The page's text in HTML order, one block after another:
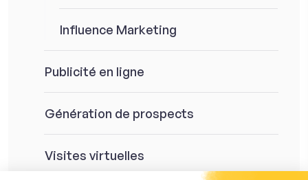
Influence Marketing
Publicité en ligne
Génération de prospects
Visites virtuelles